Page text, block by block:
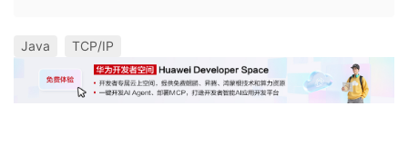
Java TCP/IP